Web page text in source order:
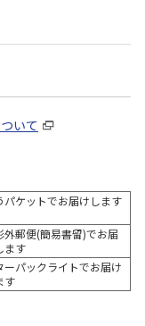
いて
パケットでお届けします
外郵便(簡易書留)でお届
ます
ーパックライトでお届け
す